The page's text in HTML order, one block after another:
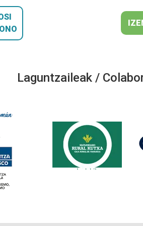
Laguntzaileak /